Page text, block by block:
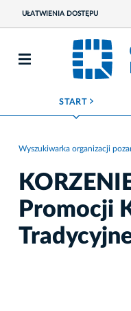
UŁATWIENIA DOSTĘPU
START ROZWIŃ MENU
Wyszukiwarka organizacji
Promocji